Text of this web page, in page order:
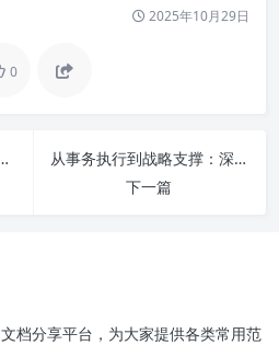
2025年10月29日
0
质谱新篇的时代宏章
从事务执行到战略支撑：深度解析“提升站位、提高水平”，推动办公室工作再上新台阶的实战指南
下一篇
公厅工作的核心价值与时代挑
档分享平台，为大家提供各类常用范